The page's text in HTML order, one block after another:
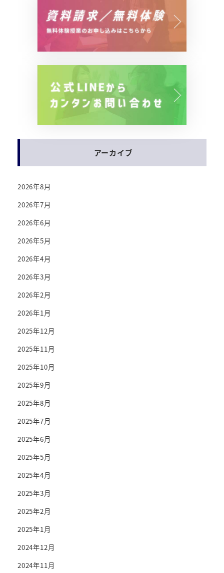
アーカイブ
2026年8月
2026年7月
2026年6月
2026年5月
2026年4月
2026年3月
2026年2月
2026年1月
2025年12月
2025年11月
2025年10月
2025年9月
2025年8月
2025年7月
2025年6月
2025年5月
2025年4月
2025年3月
2025年2月
2025年1月
2024年12月
2024年11月